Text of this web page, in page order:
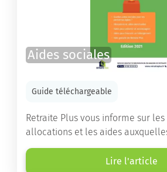
Aides sociales
Guide téléchargeable
Retraite Plus vous informe sur
allocations et les aides
âgées ont droit pour financer un
de retraite ou un maintien à
Lire l'article